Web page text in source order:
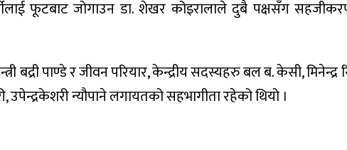
फूटबाट जोगाउन डा. शेखर कोइरालाले दुबै पक्षसँग
पाण्डे र जीवन परियार, केन्द्रीय सदस्यहरु बल ब. केसी, मिनेन्द्र
उपेन्द्रकेशरी न्यौपाने लगायतको सहभागीता रहेको थियो ।